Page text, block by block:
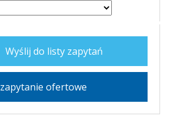
Wyślij do listy zapytań
zapytanie ofertowe